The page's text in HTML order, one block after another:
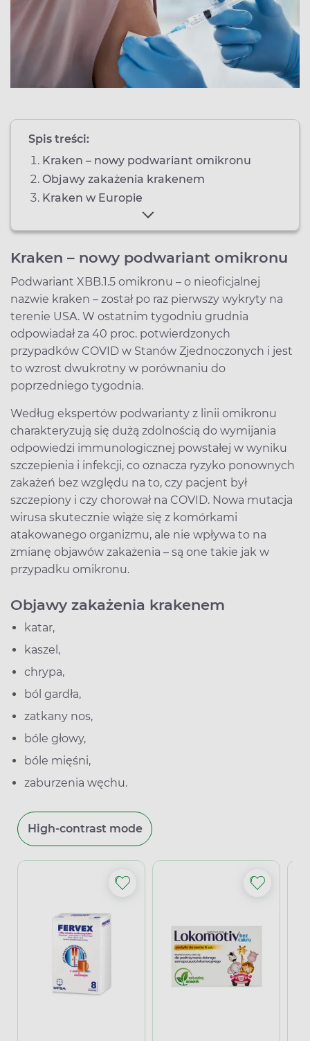
Spis treści:
Kraken – nowy podwariant omikronu
Objawy zakażenia krakenem
Kraken w Europie
Kraken – nowy podwariant omikronu
Podwariant XBB.1.5 omikronu – o nieoficjalnej
nazwie kraken – został po raz pierwszy wykryty na
terenie USA. W ostatnim tygodniu grudnia
odpowiadał za 40 proc. potwierdzonych
przypadków COVID w Stanów Zjednoczonych i jest
to wzrost dwukrotny w porównaniu do
poprzedniego tygodnia.
Według ekspertów podwarianty z linii omikronu
charakteryzują się dużą zdolnością do wymijania
odpowiedzi immunologicznej powstałej w wyniku
szczepienia i infekcji, co oznacza ryzyko ponownych
zakażeń bez względu na to, czy pacjent był
szczepiony i czy chorował na COVID. Nowa mutacja
wirusa skutecznie wiąże się z komórkami
atakowanego organizmu, ale nie wpływa to na
zmianę objawów zakażenia – są one takie jak w
przypadku omikronu.
Objawy zakażenia krakenem
katar,
kaszel,
chrypa,
ból gardła,
zatkany nos,
bóle głowy,
bóle mięśni,
zaburzenia węchu.
High-contrast mode